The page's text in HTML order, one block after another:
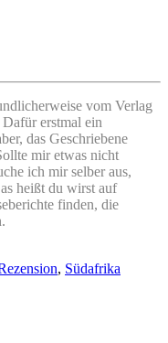
vom Verlag
erstmal ein
das Geschriebene
mir etwas nicht
ich mir selber aus,
heißt du wirst auf
finden, die
, Südafrika